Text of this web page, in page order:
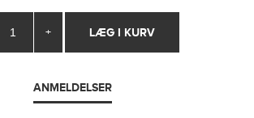
+
ANMELDELSER